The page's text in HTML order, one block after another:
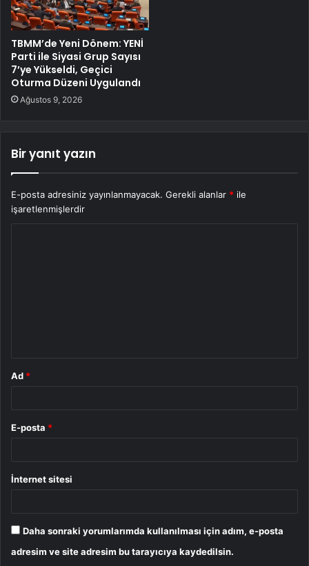
TBMM’de Yeni Dönem: YENİ
Parti ile Siyasi Grup Sayısı
7’ye Yükseldi, Geçici
Oturma Düzeni Uygulandı
Ağustos 9, 2026
Bir yanıt yazın
E-posta adresiniz yayınlanmayacak. Gerekli alanlar * ile
işaretlenmişlerdir
Ad *
E-posta *
İnternet sitesi
Daha sonraki yorumlarımda kullanılması için adım, e-posta
adresim ve site adresim bu tarayıcıya kaydedilsin.